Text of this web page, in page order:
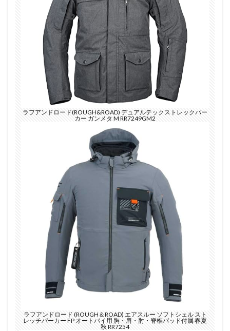
ラフアンドロード(ROUGH&ROAD) デュアルテックストレックパー
カー ガンメタ M RR7249GM2
ラフアンドロード (ROUGH＆ROAD) エアスルー ソフトシェル スト
レッチパーカー FP オートバイ用 胸・肩・肘・脊椎パッド付属 春夏
秋 RR7254